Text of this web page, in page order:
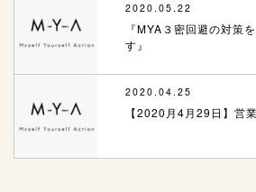
2020.05.22
『MYA３密回避の対策
す』
2020.04.25
【2020月4月29日】営